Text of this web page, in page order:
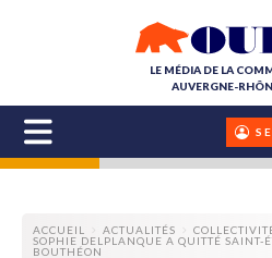
LE MÉDIA DE LA
AUVERGNE-
ACCUEIL ACTUALITÉS
SOPHIE DELPLANQUE A QUITTÉ
BOUTHÉON